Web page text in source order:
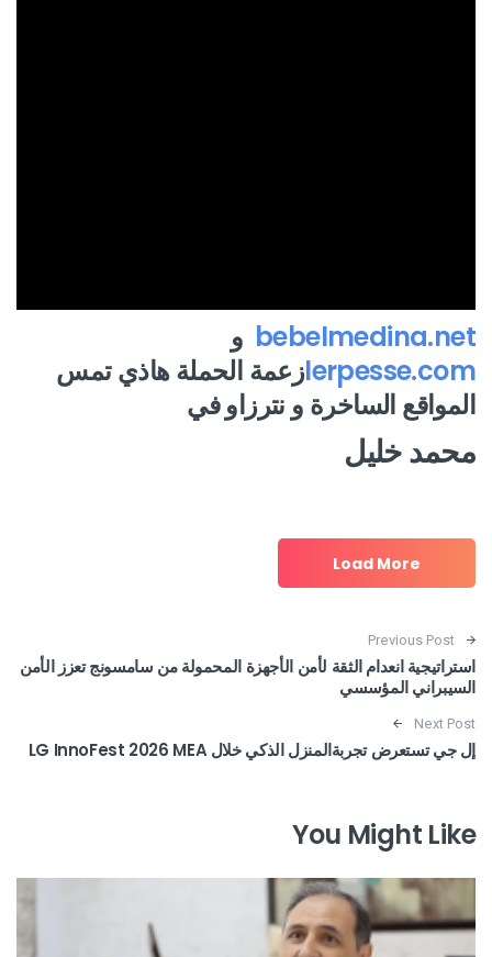
bebelmedina.net و
lerpesse.comزعمة الحملة هاذي تمس
المواقع الساخرة و نترزاو في
محمد خليل
Load More
Post navigation
Previous Post
استراتيجية انعدام الثقة لأمن الأجهزة المحمولة من سامسونج تعزز الأمن
السيبراني المؤسسي
Next Post
إل جي تستعرض تجربةالمنزل الذكي خلال LG InnoFest 2026 MEA
You Might Like